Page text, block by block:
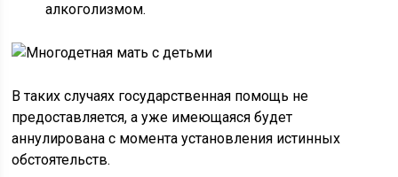
алкоголизмом.
В таких случаях государственная помощь не
предоставляется, а уже имеющаяся будет
аннулирована с момента установления истинных
обстоятельств.